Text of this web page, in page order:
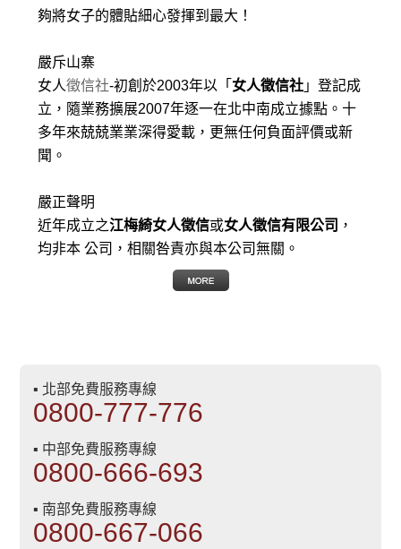
夠將女子的體貼細心發揮到最大 ！
嚴斥山寨
女人徵信社-初創於2003年以「 女人徵信社 」登記成
立，隨業務擴展2007年逐一在北中南成立據點。十
多年來兢兢業業深得愛載，更無任何負面評價或新
聞。
嚴正聲明
近年成立之江梅綺女人徵信或女人徵信有限公司 ，
均非本 公司，相關咎責亦與本公司無關。
▪ 北部免費服務專線
0800-777-776
▪ 中部免費服務專線
0800-666-693
▪ 南部免費服務專線
0800-667-066